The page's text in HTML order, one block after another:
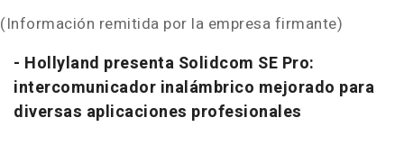
(Información remitida por la empresa firmante)
- Hollyland presenta Solidcom SE Pro:
intercomunicador inalámbrico mejorado para
diversas aplicaciones profesionales